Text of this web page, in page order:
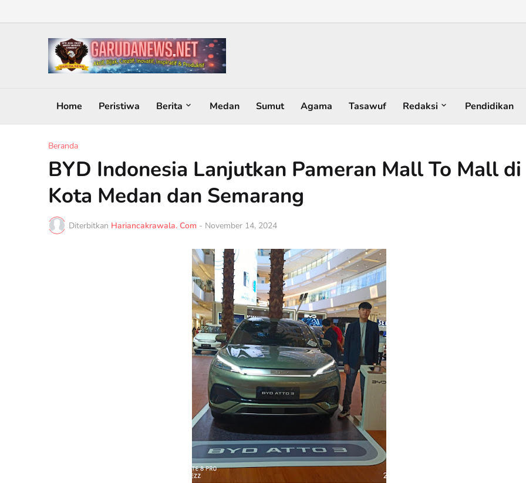
Home Peristiwa Berita Medan Sumut Agama Tasawuf Redaksi Pendidikan
Beranda
BYD Indonesia Lanjutkan Pameran Mall To Mall di
Kota Medan dan Semarang
Diterbitkan Hariancakrawala. Com - November 14, 2024